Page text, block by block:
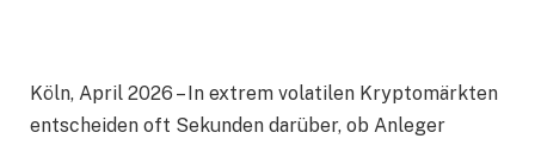
Köln, April 2026 – In extrem volatilen Kryptomärkten
entscheiden oft Sekunden darüber, ob Anleger